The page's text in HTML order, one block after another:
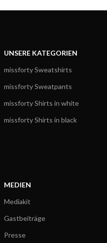
UNSERE KATEGORIEN
missforty Sweatshirts
missforty Sweatpants
missforty Shirts in white
missforty Shirts in black
MEDIEN
Mediakit
Gastbeiträge
Presse